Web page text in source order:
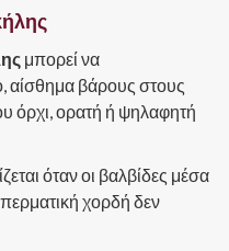
μπορεί να
αίσθημα βάρους στους
όρχι, ορατή ή ψηλαφητή
όταν οι βαλβίδες μέσα
χορδή δεν